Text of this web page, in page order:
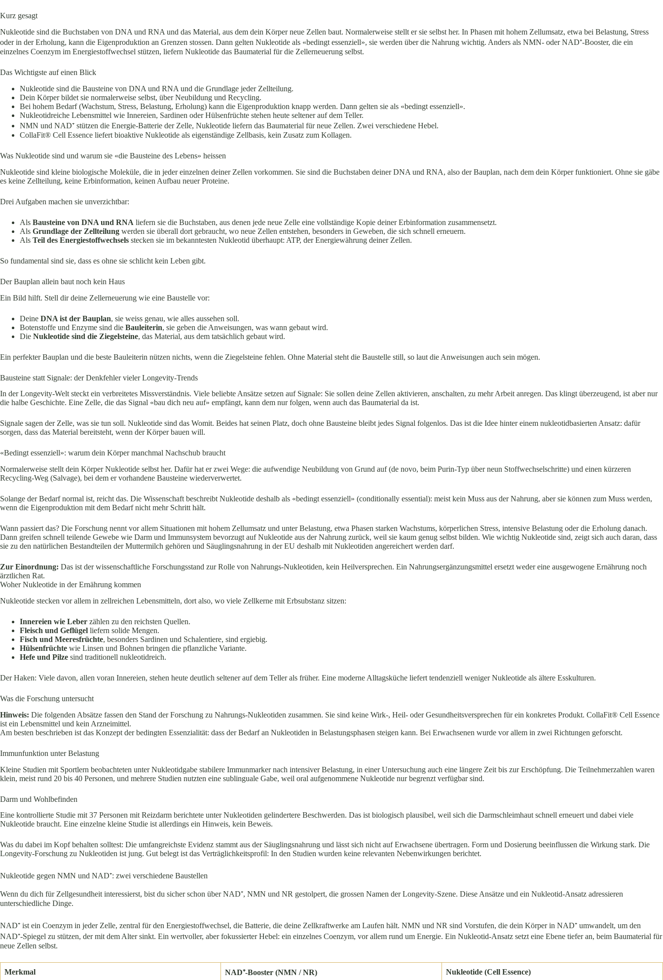
Kurz gesagt
Nukleotide sind die Buchstaben von DNA und RNA und das Material, aus dem dein Körper neue Zellen baut. Normalerweise stellt er sie selbst her. In Phasen mit hohem Zellumsatz, etwa bei Belastung, Stress
oder in der Erholung, kann die Eigenproduktion an Grenzen stossen. Dann gelten Nukleotide als «bedingt essenziell», sie werden über die Nahrung wichtig. Anders als NMN- oder NAD⁺-Booster, die ein
einzelnes Coenzym im Energiestoffwechsel stützen, liefern Nukleotide das Baumaterial für die Zellerneuerung selbst.
Das Wichtigste auf einen Blick
Nukleotide sind die Bausteine von DNA und RNA und die Grundlage jeder Zellteilung.
Dein Körper bildet sie normalerweise selbst, über Neubildung und Recycling.
Bei hohem Bedarf (Wachstum, Stress, Belastung, Erholung) kann die Eigenproduktion knapp werden. Dann gelten sie als «bedingt essenziell».
Nukleotidreiche Lebensmittel wie Innereien, Sardinen oder Hülsenfrüchte stehen heute seltener auf dem Teller.
NMN und NAD⁺ stützen die Energie-Batterie der Zelle, Nukleotide liefern das Baumaterial für neue Zellen. Zwei verschiedene Hebel.
CollaFit® Cell Essence liefert bioaktive Nukleotide als eigenständige Zellbasis, kein Zusatz zum Kollagen.
Was Nukleotide sind und warum sie «die Bausteine des Lebens» heissen
Nukleotide sind kleine biologische Moleküle, die in jeder einzelnen deiner Zellen vorkommen. Sie sind die Buchstaben deiner DNA und RNA, also der Bauplan, nach dem dein Körper funktioniert. Ohne sie gäbe
es keine Zellteilung, keine Erbinformation, keinen Aufbau neuer Proteine.
Drei Aufgaben machen sie unverzichtbar:
Als Bausteine von DNA und RNA liefern sie die Buchstaben, aus denen jede neue Zelle eine vollständige Kopie deiner Erbinformation zusammensetzt.
Als Grundlage der Zellteilung werden sie überall dort gebraucht, wo neue Zellen entstehen, besonders in Geweben, die sich schnell erneuern.
Als Teil des Energiestoffwechsels stecken sie im bekanntesten Nukleotid überhaupt: ATP, der Energiewährung deiner Zellen.
So fundamental sind sie, dass es ohne sie schlicht kein Leben gibt.
Der Bauplan allein baut noch kein Haus
Ein Bild hilft. Stell dir deine Zellerneuerung wie eine Baustelle vor:
Deine DNA ist der Bauplan, sie weiss genau, wie alles aussehen soll.
Botenstoffe und Enzyme sind die Bauleiterin, sie geben die Anweisungen, was wann gebaut wird.
Die Nukleotide sind die Ziegelsteine, das Material, aus dem tatsächlich gebaut wird.
Ein perfekter Bauplan und die beste Bauleiterin nützen nichts, wenn die Ziegelsteine fehlen. Ohne Material steht die Baustelle still, so laut die Anweisungen auch sein mögen.
Bausteine statt Signale: der Denkfehler vieler Longevity-Trends
In der Longevity-Welt steckt ein verbreitetes Missverständnis. Viele beliebte Ansätze setzen auf Signale: Sie sollen deine Zellen aktivieren, anschalten, zu mehr Arbeit anregen. Das klingt überzeugend, ist aber nur
die halbe Geschichte. Eine Zelle, die das Signal «bau dich neu auf» empfängt, kann dem nur folgen, wenn auch das Baumaterial da ist.
Signale sagen der Zelle, was sie tun soll. Nukleotide sind das Womit. Beides hat seinen Platz, doch ohne Bausteine bleibt jedes Signal folgenlos. Das ist die Idee hinter einem nukleotidbasierten Ansatz: dafür
sorgen, dass das Material bereitsteht, wenn der Körper bauen will.
«Bedingt essenziell»: warum dein Körper manchmal Nachschub braucht
Normalerweise stellt dein Körper Nukleotide selbst her. Dafür hat er zwei Wege: die aufwendige Neubildung von Grund auf (de novo, beim Purin-Typ über neun Stoffwechselschritte) und einen kürzeren
Recycling-Weg (Salvage), bei dem er vorhandene Bausteine wiederverwertet.
Solange der Bedarf normal ist, reicht das. Die Wissenschaft beschreibt Nukleotide deshalb als «bedingt essenziell» (conditionally essential): meist kein Muss aus der Nahrung, aber sie können zum Muss werden,
wenn die Eigenproduktion mit dem Bedarf nicht mehr Schritt hält.
Wann passiert das? Die Forschung nennt vor allem Situationen mit hohem Zellumsatz und unter Belastung, etwa Phasen starken Wachstums, körperlichen Stress, intensive Belastung oder die Erholung danach.
Dann greifen schnell teilende Gewebe wie Darm und Immunsystem bevorzugt auf Nukleotide aus der Nahrung zurück, weil sie kaum genug selbst bilden. Wie wichtig Nukleotide sind, zeigt sich auch daran, dass
sie zu den natürlichen Bestandteilen der Muttermilch gehören und Säuglingsnahrung in der EU deshalb mit Nukleotiden angereichert werden darf.
Zur Einordnung: Das ist der wissenschaftliche Forschungsstand zur Rolle von Nahrungs-Nukleotiden, kein Heilversprechen. Ein Nahrungsergänzungsmittel ersetzt weder eine ausgewogene Ernährung noch
ärztlichen Rat.
Woher Nukleotide in der Ernährung kommen
Nukleotide stecken vor allem in zellreichen Lebensmitteln, dort also, wo viele Zellkerne mit Erbsubstanz sitzen:
Innereien wie Leber zählen zu den reichsten Quellen.
Fleisch und Geflügel liefern solide Mengen.
Fisch und Meeresfrüchte, besonders Sardinen und Schalentiere, sind ergiebig.
Hülsenfrüchte wie Linsen und Bohnen bringen die pflanzliche Variante.
Hefe und Pilze sind traditionell nukleotidreich.
Der Haken: Viele davon, allen voran Innereien, stehen heute deutlich seltener auf dem Teller als früher. Eine moderne Alltagsküche liefert tendenziell weniger Nukleotide als ältere Esskulturen.
Was die Forschung untersucht
Hinweis: Die folgenden Absätze fassen den Stand der Forschung zu Nahrungs-Nukleotiden zusammen. Sie sind keine Wirk-, Heil- oder Gesundheitsversprechen für ein konkretes Produkt. CollaFit® Cell Essence
ist ein Lebensmittel und kein Arzneimittel.
Am besten beschrieben ist das Konzept der bedingten Essenzialität: dass der Bedarf an Nukleotiden in Belastungsphasen steigen kann. Bei Erwachsenen wurde vor allem in zwei Richtungen geforscht.
Immunfunktion unter Belastung
Kleine Studien mit Sportlern beobachteten unter Nukleotidgabe stabilere Immunmarker nach intensiver Belastung, in einer Untersuchung auch eine längere Zeit bis zur Erschöpfung. Die Teilnehmerzahlen waren
klein, meist rund 20 bis 40 Personen, und mehrere Studien nutzten eine sublinguale Gabe, weil oral aufgenommene Nukleotide nur begrenzt verfügbar sind.
Darm und Wohlbefinden
Eine kontrollierte Studie mit 37 Personen mit Reizdarm berichtete unter Nukleotiden gelindertere Beschwerden. Das ist biologisch plausibel, weil sich die Darmschleimhaut schnell erneuert und dabei viele
Nukleotide braucht. Eine einzelne kleine Studie ist allerdings ein Hinweis, kein Beweis.
Was du dabei im Kopf behalten solltest: Die umfangreichste Evidenz stammt aus der Säuglingsnahrung und lässt sich nicht auf Erwachsene übertragen. Form und Dosierung beeinflussen die Wirkung stark. Die
Longevity-Forschung zu Nukleotiden ist jung. Gut belegt ist das Verträglichkeitsprofil: In den Studien wurden keine relevanten Nebenwirkungen berichtet.
Nukleotide gegen NMN und NAD⁺: zwei verschiedene Baustellen
Wenn du dich für Zellgesundheit interessierst, bist du sicher schon über NAD⁺, NMN und NR gestolpert, die grossen Namen der Longevity-Szene. Diese Ansätze und ein Nukleotid-Ansatz adressieren
unterschiedliche Dinge.
NAD⁺ ist ein Coenzym in jeder Zelle, zentral für den Energiestoffwechsel, die Batterie, die deine Zellkraftwerke am Laufen hält. NMN und NR sind Vorstufen, die dein Körper in NAD⁺ umwandelt, um den
NAD⁺-Spiegel zu stützen, der mit dem Alter sinkt. Ein wertvoller, aber fokussierter Hebel: ein einzelnes Coenzym, vor allem rund um Energie. Ein Nukleotid-Ansatz setzt eine Ebene tiefer an, beim Baumaterial für
neue Zellen selbst.
Merkmal NAD⁺-Booster (NMN / NR) Nukleotide (Cell Essence)